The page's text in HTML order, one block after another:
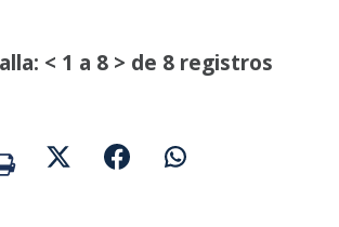
< 1 a 8 > de 8 registros